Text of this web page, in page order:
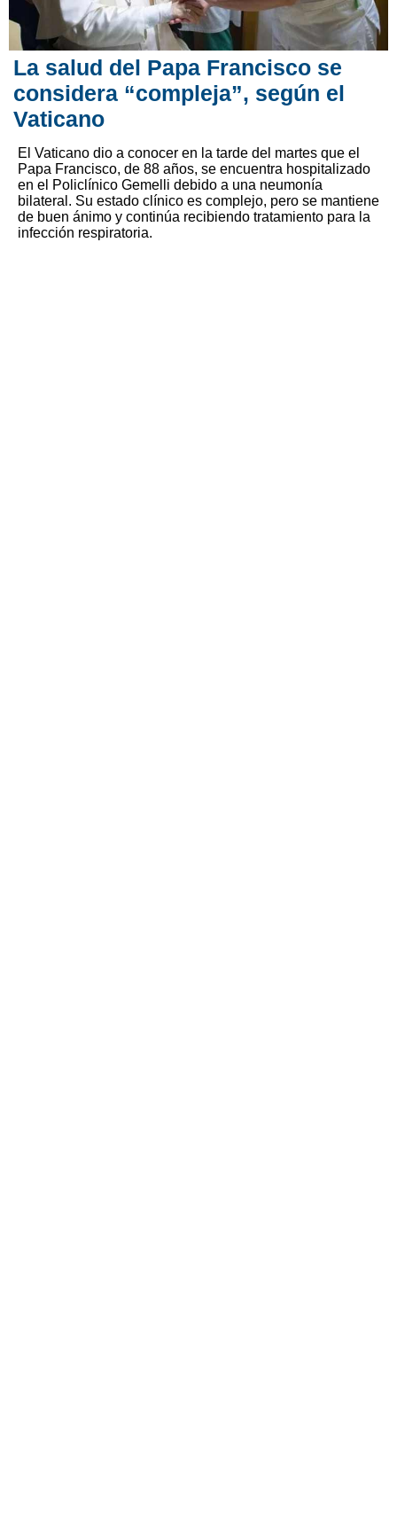
La salud del Papa Francisco se
considera “compleja”, según el
Vaticano
El Vaticano dio a conocer en la tarde del martes que el
Papa Francisco, de 88 años, se encuentra hospitalizado
en el Policlínico Gemelli debido a una neumonía
bilateral. Su estado clínico es complejo, pero se mantiene
de buen ánimo y continúa recibiendo tratamiento para la
infección respiratoria.